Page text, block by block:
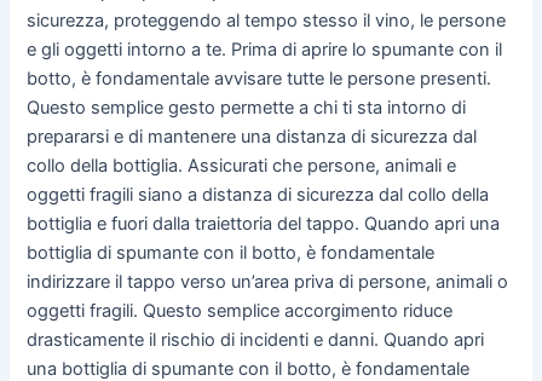
sicurezza, proteggendo al tempo stesso il vino, le persone
e gli oggetti intorno a te. Prima di aprire lo spumante con il
botto, è fondamentale avvisare tutte le persone presenti.
Questo semplice gesto permette a chi ti sta intorno di
prepararsi e di mantenere una distanza di sicurezza dal
collo della bottiglia. Assicurati che persone, animali e
oggetti fragili siano a distanza di sicurezza dal collo della
bottiglia e fuori dalla traiettoria del tappo. Quando apri una
bottiglia di spumante con il botto, è fondamentale
indirizzare il tappo verso un’area priva di persone, animali o
oggetti fragili. Questo semplice accorgimento riduce
drasticamente il rischio di incidenti e danni. Quando apri
una bottiglia di spumante con il botto, è fondamentale